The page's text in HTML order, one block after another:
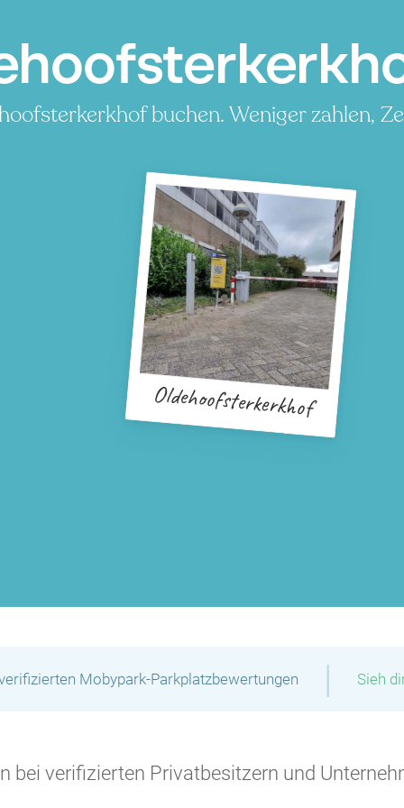
buchen. Weniger zahlen,
Oldehoofsterkerkhof
Mobypark-Parkplatzbewertungen | Sieh
bei verifizierten Privatbesitzern und